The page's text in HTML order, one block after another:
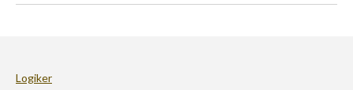
Logiker